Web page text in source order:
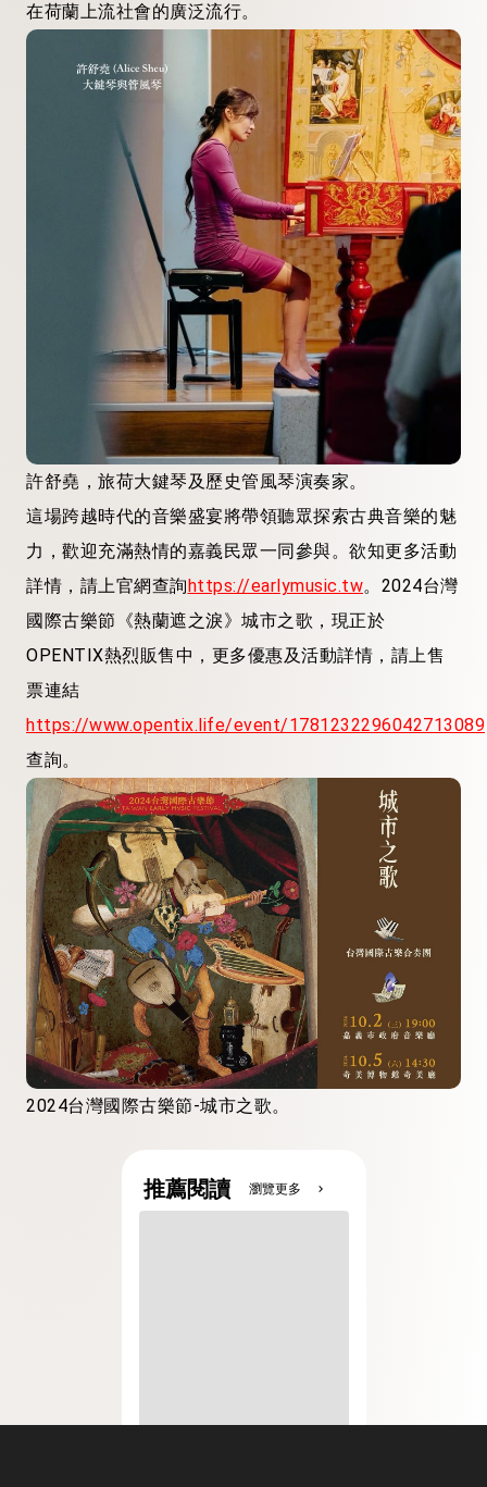
在荷蘭上流社會的廣泛流行。
許舒堯，旅荷大鍵琴及歷史管風琴演奏家。
這場跨越時代的音樂盛宴將帶領聽眾探索古典音樂的魅
力，歡迎充滿熱情的嘉義民眾一同參與。欲知更多活動
詳情，請上官網查詢 https://earlymusic.tw。2024台灣
國際古樂節《熱蘭遮之淚》城市之歌，現正於
OPENTIX熱烈販售中，更多優惠及活動詳情，請上售
票連結
https://www.opentix.life/event/1781232296042713089
查詢。
2024台灣國際古樂節-城市之歌。
推薦閱讀 瀏覽更多 chevron_right